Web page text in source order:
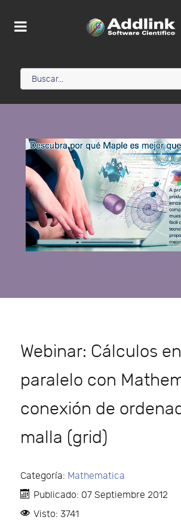
Webinar: Cálculos en
paralelo con
conexión de
malla (grid)
Categoría: Mathematica
Publicado: 07 Septiembre 2012
Visto: 3741